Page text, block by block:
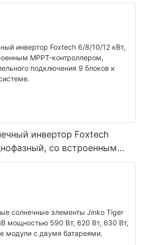
инвертор Foxtech
со встроенным
возможность